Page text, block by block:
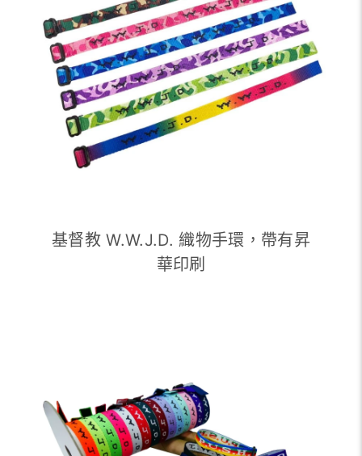
基督教 W.W.J.D. 織物手環，帶有昇
華印刷